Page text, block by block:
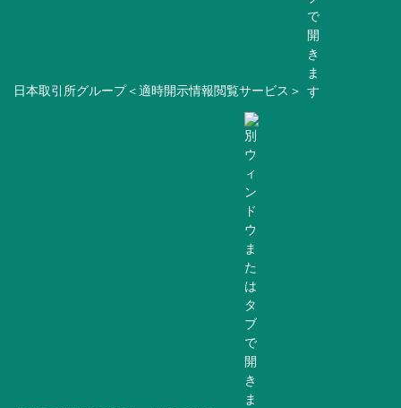
日本取引所グループ＜適時開示情報閲覧サービス＞